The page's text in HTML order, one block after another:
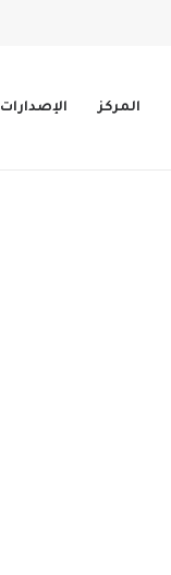
المركز الإصدارات